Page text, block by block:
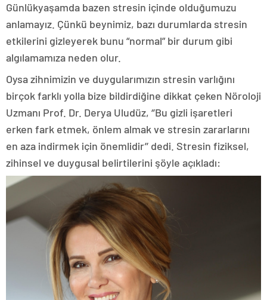
Günlükyaşamda bazen stresin içinde olduğumuzu
anlamayız. Çünkü beynimiz, bazı durumlarda stresin
etkilerini gizleyerek bunu “normal” bir durum gibi
algılamamıza neden olur.
Oysa zihnimizin ve duygularımızın stresin varlığını
birçok farklı yolla bize bildirdiğine dikkat çeken Nöroloji
Uzmanı Prof. Dr. Derya Uludüz, ‘’Bu gizli işaretleri
erken fark etmek, önlem almak ve stresin zararlarını
en aza indirmek için önemlidir’’ dedi. Stresin fiziksel,
zihinsel ve duygusal belirtilerini şöyle açıkladı: